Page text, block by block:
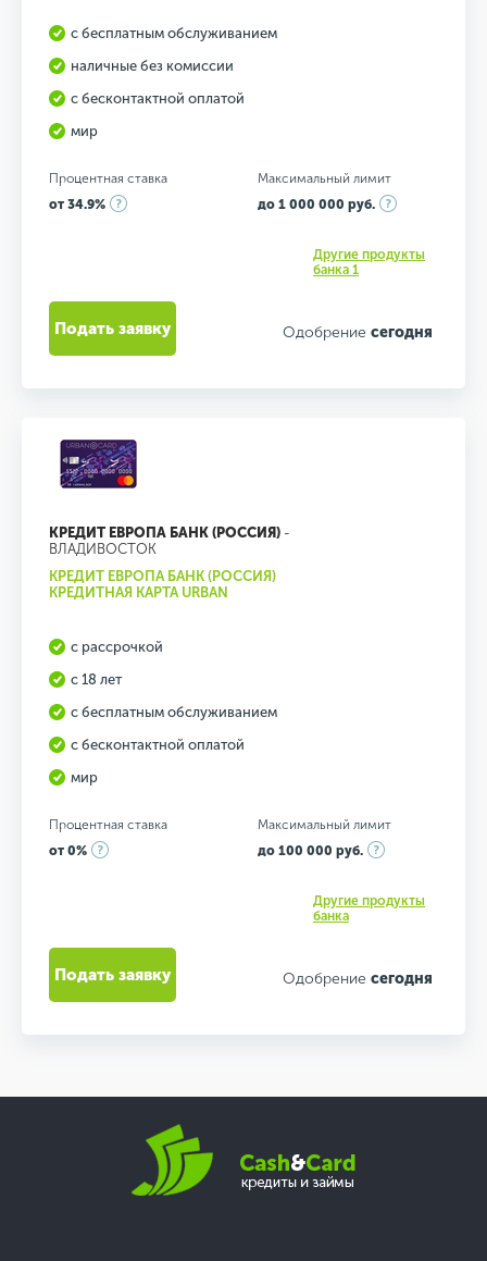
с бесплатным обслуживанием
наличные без комиссии
с бесконтактной оплатой
мир
Процентная ставка
от 34.9%
Максимальный лимит
до 1 000 000 руб.
Другие продукты
банка 1
Одобрение сегодня
Подать заявку
КРЕДИТ ЕВРОПА БАНК (РОССИЯ) -
ВЛАДИВОСТОК
КРЕДИТ ЕВРОПА БАНК (РОССИЯ)
КРЕДИТНАЯ КАРТА URBAN
с рассрочкой
с 18 лет
с бесплатным обслуживанием
с бесконтактной оплатой
мир
Процентная ставка
от 0%
Максимальный лимит
до 100 000 руб.
Другие продукты
банка
Одобрение сегодня
Подать заявку